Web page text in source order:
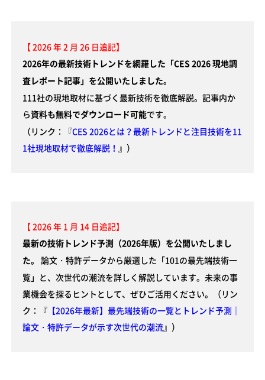
【 2026 年 2 月 26 日追記】
2026年の最新技術トレンドを網羅した「CES 2026 現地調
査レポート記事」を公開いたしました。
111社の現地取材に基づく最新技術を徹底解説。記事内か
ら資料も無料でダウンロード可能です。
（リンク：『CES 2026とは？最新トレンドと注目技術を11
1社現地取材で徹底解説！』）
【 2026 年 1 月 14 日追記】
最新の技術トレンド予測（2026年版）を公開いたしまし
た。
論文・特許データから厳選した「101の最先端技術一
覧」と、次世代の潮流を詳しく解説しています。未来の事
業機会を探るヒントとして、ぜひご活用ください。（リン
ク：『 【2026年最新】最先端技術の一覧とトレンド予測｜
論文・特許データが示す次世代の潮流』）